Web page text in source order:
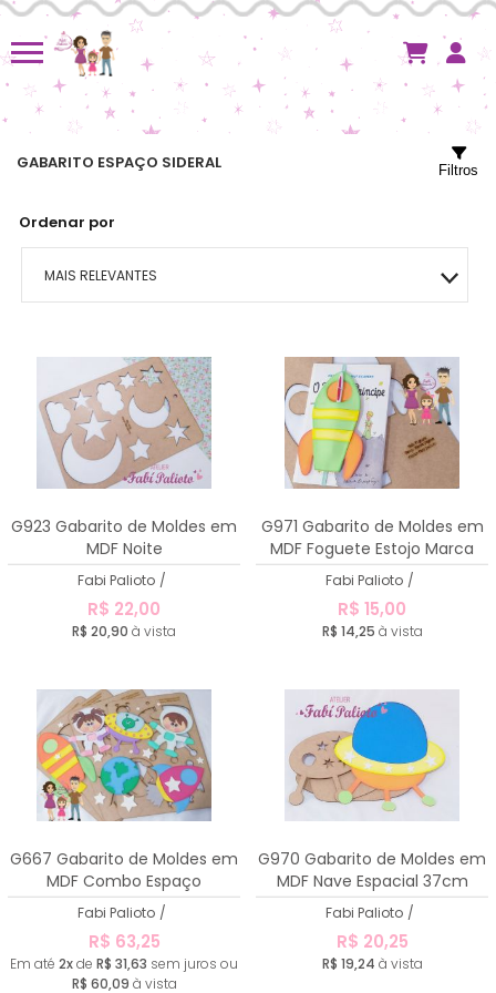
GABARITO ESPAÇO SIDERAL
Ordenar por
MAIS RELEVANTES
MENOR PREÇO
MAIOR PREÇO
Filtros
G923 Gabarito de Moldes em
MDF Noite
Fabi Palioto /
R$ 22,00
R$ 20,90 à vista
G971 Gabarito de Moldes em
MDF Foguete Estojo Marca
Página
Fabi Palioto /
R$ 15,00
R$ 14,25 à vista
G667 Gabarito de Moldes em
MDF Combo Espaço
Fabi Palioto /
R$ 63,25
Em até 2xde R$ 31,63 sem juros ou
R$ 60,09 à vista
G970 Gabarito de Moldes em
MDF Nave Espacial 37cm
Fabi Palioto /
R$ 20,25
R$ 19,24 à vista